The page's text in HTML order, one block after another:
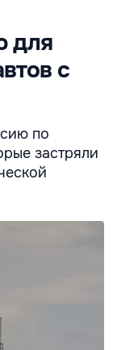
для
с
по
застряли